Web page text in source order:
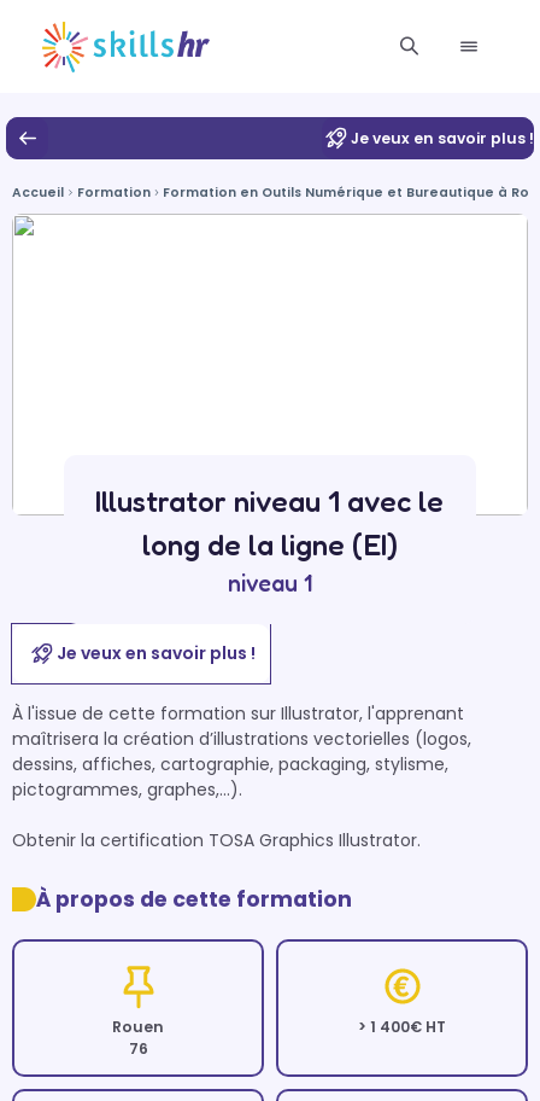
Je veux en savoir plus !
Accueil Formation Formation en Outils Numérique et Bureautique à
Illustrator niveau 1 avec le
long de la ligne (EI)
niveau 1
Je veux en savoir plus !
À l'issue de cette formation sur Illustrator, l'apprenant
maîtrisera la création d’illustrations vectorielles (logos,
dessins, affiches, cartographie, packaging, stylisme,
pictogrammes, graphes,...).
Obtenir la certification TOSA Graphics Illustrator.
À propos de cette formation
Rouen
76
> 1 400€ HT